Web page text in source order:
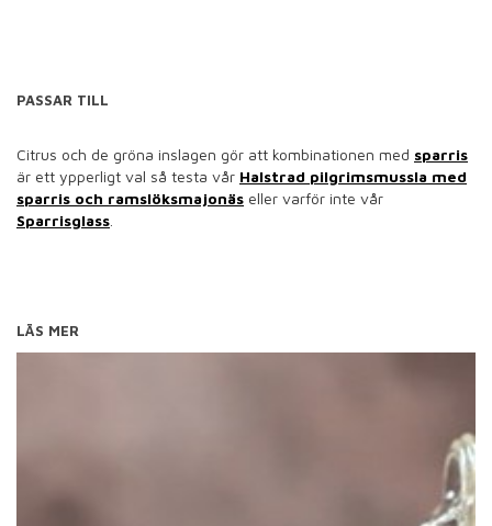
PASSAR TILL
Citrus och de gröna inslagen gör att kombinationen med sparris
är ett ypperligt val så testa vår Halstrad pilgrimsmussla med
sparris och ramslöksmajonäs eller varför inte vår
Sparrisglass
LÄS MER